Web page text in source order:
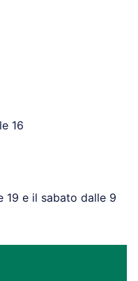
16
19 e il sabato dalle 9